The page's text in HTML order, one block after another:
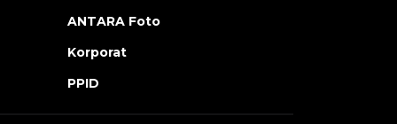
ANTARA Foto
Korporat
PPID